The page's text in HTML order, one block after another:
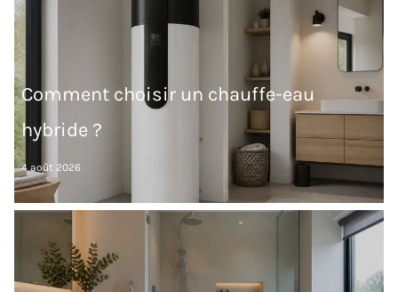
Comment choisir un chauffe-eau
hybride ?
4 août 2026